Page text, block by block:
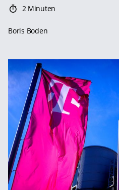
2 Minuten
Boris Boden